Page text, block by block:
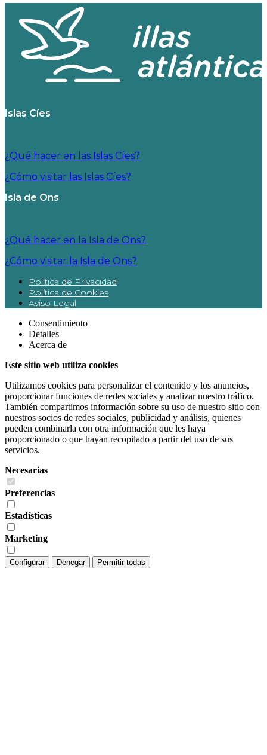
Islas Cíes
¿Qué hacer en las Islas Cíes?
¿Cómo visitar las Islas Cíes?
Isla de Ons
¿Qué hacer en la Isla de Ons?
¿Cómo visitar la Isla de Ons?
Política de Privacidad
Política de Cookies
Aviso Legal
Consentimiento
Detalles
Acerca de
Este sitio web utiliza cookies
Utilizamos cookies para personalizar el contenido y los anuncios,
proporcionar funciones de redes sociales y analizar nuestro tráfico.
También compartimos información sobre su uso de nuestro sitio con
nuestros socios de redes sociales, publicidad y análisis, quienes
pueden combinarla con otra información que les haya
proporcionado o que hayan recopilado a partir del uso de sus
servicios.
Necesarias
Preferencias
Estadísticas
Marketing
Configurar Denegar Permitir todas